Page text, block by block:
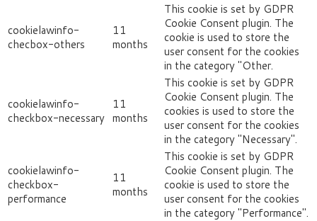
cookielawinfo-
checbox-others
11
months
This cookie is set by GDPR
Cookie Consent plugin. The
cookie is used to store the
user consent for the cookies
in the category "Other.
cookielawinfo-
checkbox-necessary
11
months
This cookie is set by GDPR
Cookie Consent plugin. The
cookies is used to store the
user consent for the cookies
in the category "Necessary".
cookielawinfo-
checkbox-
performance
11
months
This cookie is set by GDPR
Cookie Consent plugin. The
cookie is used to store the
user consent for the cookies
in the category "Performance".